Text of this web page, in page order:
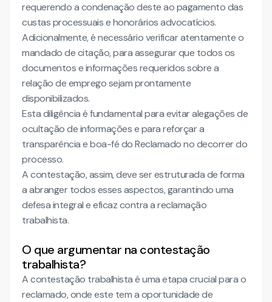
requerendo a condenação deste ao pagamento das
custas processuais e honorários advocatícios.
Adicionalmente, é necessário verificar atentamente o
mandado de citação, para assegurar que todos os
documentos e informações requeridos sobre a
relação de emprego sejam prontamente
disponibilizados.
Esta diligência é fundamental para evitar alegações de
ocultação de informações e para reforçar a
transparência e boa-fé do Reclamado no decorrer do
processo.
A contestação, assim, deve ser estruturada de forma
a abranger todos esses aspectos, garantindo uma
defesa integral e eficaz contra a reclamação
trabalhista.
O que argumentar na contestação
trabalhista?
A contestação trabalhista é uma etapa crucial para o
reclamado, onde este tem a oportunidade de